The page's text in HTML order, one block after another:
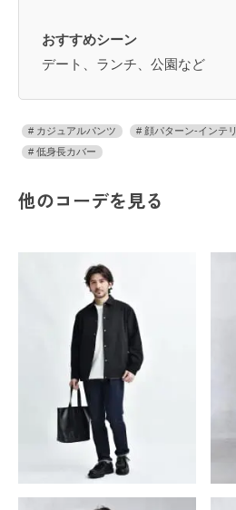
おすすめシーン
デート、ランチ、公園など
カジュアルパンツ 顔パターン-インテリ
低身長カバー
他のコーデを見る